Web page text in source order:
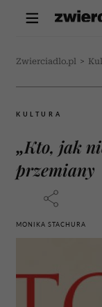
Zwierciadlo.pl >
KULTURA
„Kto, jak
przemiany
MONIKA STACHURA